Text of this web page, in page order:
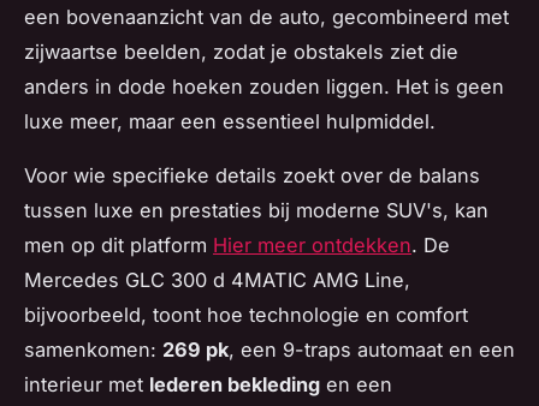
een bovenaanzicht van de auto, gecombineerd met
zijwaartse beelden, zodat je obstakels ziet die
anders in dode hoeken zouden liggen. Het is geen
luxe meer, maar een essentieel hulpmiddel.
Voor wie specifieke details zoekt over de balans
tussen luxe en prestaties bij moderne SUV's, kan
men op dit platform Hier meer ontdekken. De
Mercedes GLC 300 d 4MATIC AMG Line,
bijvoorbeeld, toont hoe technologie en comfort
samenkomen: 269 pk, een 9-traps automaat en een
interieur met lederen bekleding en een